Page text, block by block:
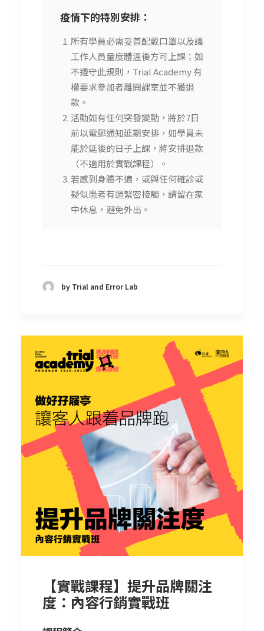
疫情下的特別安排：
所有學員必需妥善配戴口罩以及讓
工作人員量度體溫後方可上課；如
不遵守此規則，Trial Academy 有
權要求參加者離開課室並不獲退
款。
活動如有任何突發變動，將於7日
前以電郵通知延期安排，如學員未
能於延後的日子上課，將安排退款
（不適用於實戰課程）。
若感到身體不適，或與任何確診或
疑似患者有過緊密接觸，請留在家
中休息，避免外出。
by Trial and Error Lab
【實戰課程】提升品牌關注
度：內容行銷實戰班